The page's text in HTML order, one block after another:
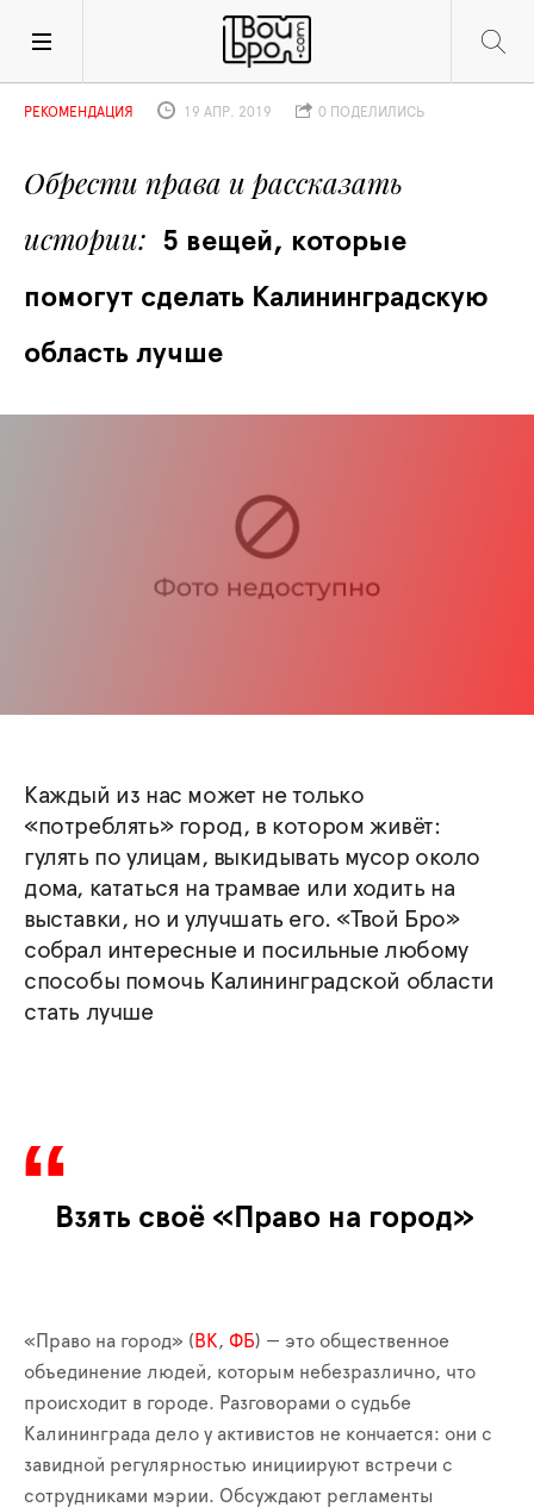
Обрести права и рассказать
истории
5 вещей, которые
помогут сделать Калининградскую
область лучше
РЕКОМЕНДАЦИЯ 19 АПР. 2019 0 ПОДЕЛИЛИСЬ
Каждый из нас может не только
«потреблять» город, в котором живёт:
гулять по улицам, выкидывать мусор около
дома, кататься на трамвае или ходить на
выставки, но и улучшать его. «Твой Бро»
собрал интересные и посильные любому
способы помочь Калининградской области
стать лучше
Взять своё «Право на город»
«Право на город» ( ВК, ФБ) — это общественное
объединение людей, которым небезразлично, что
происходит в городе. Разговорами о судьбе
Калининграда дело у активистов не кончается: они с
завидной регулярностью инициируют встречи с
сотрудниками мэрии. Обсуждают регламенты